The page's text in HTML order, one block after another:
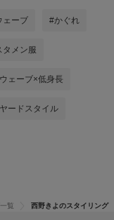
ェーブ #かぐれ
タメン服
ェーブ×低身長
ードスタイル
覧 西野きよのスタイリング